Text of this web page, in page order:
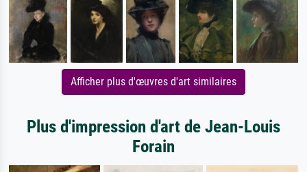
Afficher plus d'œuvres d'art similaires
Plus d'impression d'art de Jean-Louis
Forain